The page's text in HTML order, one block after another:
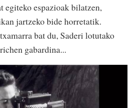
egiteko espazioak bilatzen,
jartzeko bide horretatik.
txamarra bat du, Saderi lotutako
gabardina...